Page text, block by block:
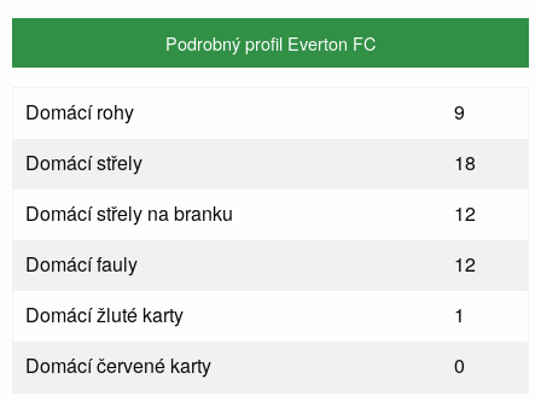
Podrobný profil Everton FC
Domácí rohy
9
Domácí střely
18
Domácí střely na branku
12
Domácí fauly
12
Domácí žluté karty
1
Domácí červené karty
0